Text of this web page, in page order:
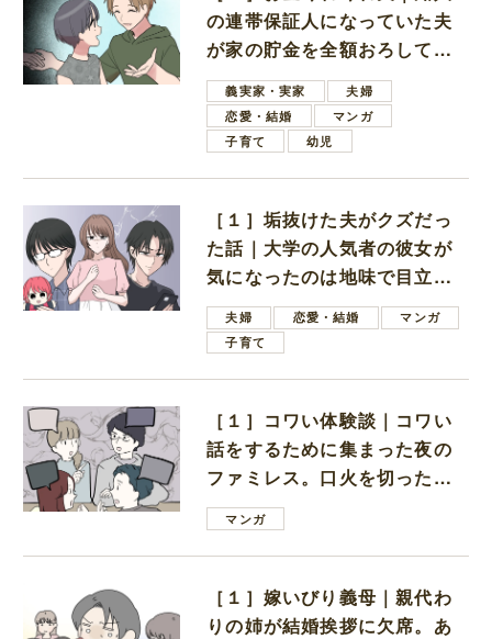
の連帯保証人になっていた夫
が家の貯金を全額おろしてほ
しいと言ってきた
義実家・実家
夫婦
恋愛・結婚
マンガ
子育て
幼児
［１］垢抜けた夫がクズだっ
た話｜大学の人気者の彼女が
気になったのは地味で目立た
ない男子学生
夫婦 恋愛・結婚
マンガ
子育て
［１］コワい体験談｜コワい
話をするために集まった夜の
ファミレス。口火を切ったの
は電車好きの男の子ママ
マンガ
［１］嫁いびり義母｜親代わ
りの姉が結婚挨拶に欠席。あ